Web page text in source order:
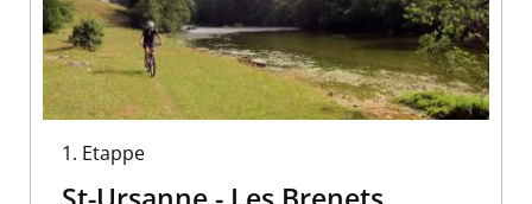
1. Etappe